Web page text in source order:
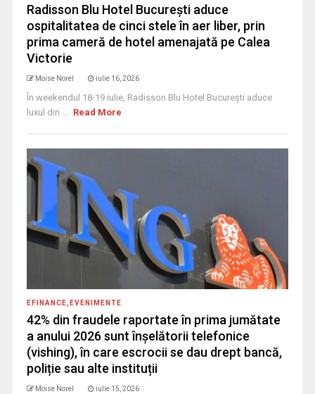
Radisson Blu Hotel București aduce
ospitalitatea de cinci stele în aer liber, prin
prima cameră de hotel amenajată pe Calea
Victorie
Moise Norel iulie 16, 2026
În weekendul 18-19 iulie, Radisson Blu Hotel București aduce
luxul din ... Read More
EFINANCE EVENIMENTE
42% din fraudele raportate în prima jumătate
a anului 2026 sunt înșelătorii telefonice
(vishing), în care escrocii se dau drept bancă,
poliție sau alte instituții
Moise Norel iulie 15, 2026